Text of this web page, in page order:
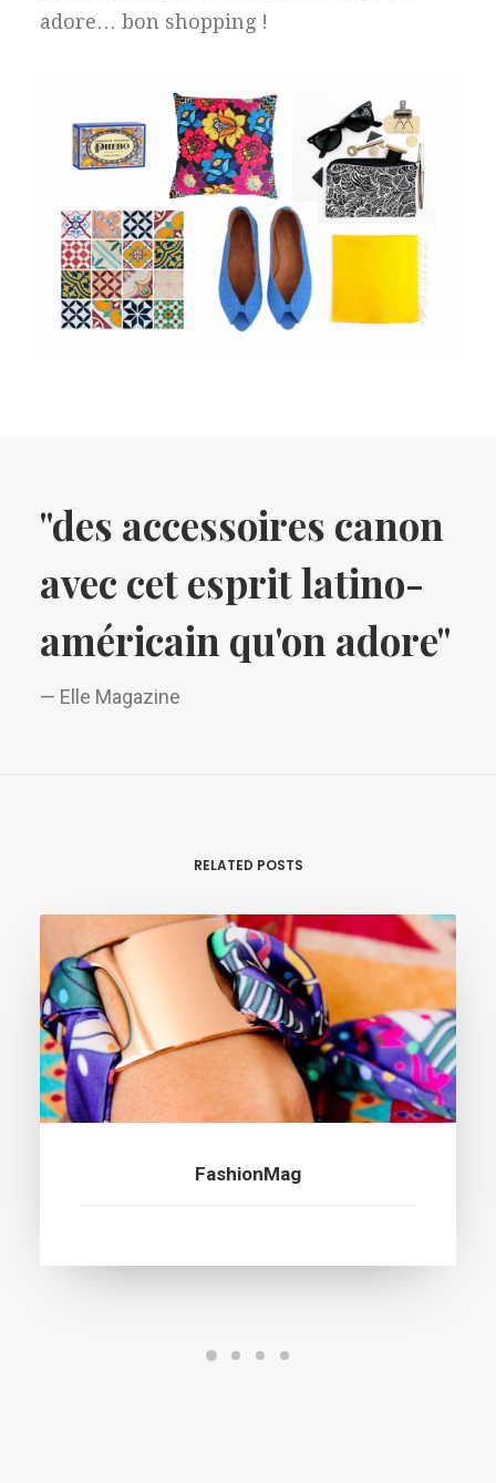
adore… bon shopping !
"des accessoires canon
avec cet esprit latino-
américain qu'on adore"
— Elle Magazine
RELATED POSTS
FashionMag